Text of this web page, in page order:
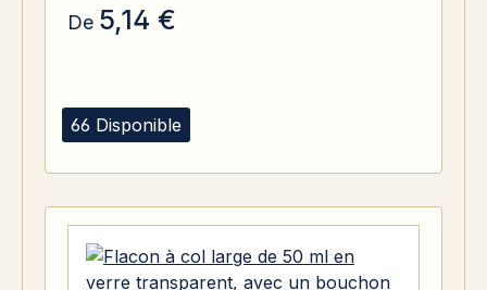
66 Disponible
De 5,14 €